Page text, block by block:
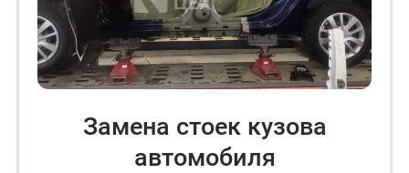
Замена стоек кузова
автомобиля